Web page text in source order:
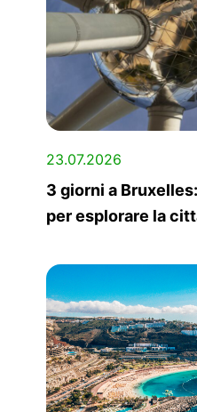
23.07.2026
3 giorni a
per esplorare la